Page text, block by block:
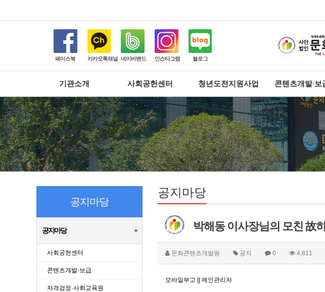
페이스북 카카오톡채널 네이버밴드 인스타그램 블로그
기관소개 사회공헌센터 청년도전지원사업 콘텐츠개발·보
공지마당
박해동 이사장님의 모친 故
문화콘텐츠개발원 공지 0 4,811
모바일부고 || 메인관리자
공지마당
공지마당
사회공헌센터
콘텐츠개발·보급
자격검정·사회교육원